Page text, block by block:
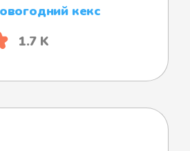
кекс
1.7 K